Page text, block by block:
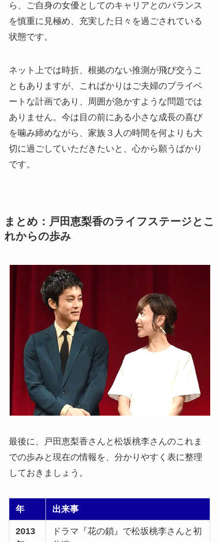
ら、ご自身の女優としてのキャリアとのバランス
を慎重に見極め、充実した日々を過ごされている
状態です。
ネット上では時折、根拠のない推測が飛び交うこ
ともありますが、こればかりはご夫婦のプライベ
ートな計画であり、周囲が急かすような問題では
ありません。今は目の前にある小さな成長の喜び
を噛み締めながら、家族３人の時間を何よりも大
切に過ごしていただきたいと、心から願うばかり
です。
まとめ：戸田恵梨香のライフステージとこ
れからの歩み
最後に、戸田恵梨香さんと松坂桃李さんのこれま
での歩みと現在の情報を、分かりやすく表に整理
しておきましょう。
年 出来事
2013
ドラマ『花の鎖』で松坂桃李さんと初